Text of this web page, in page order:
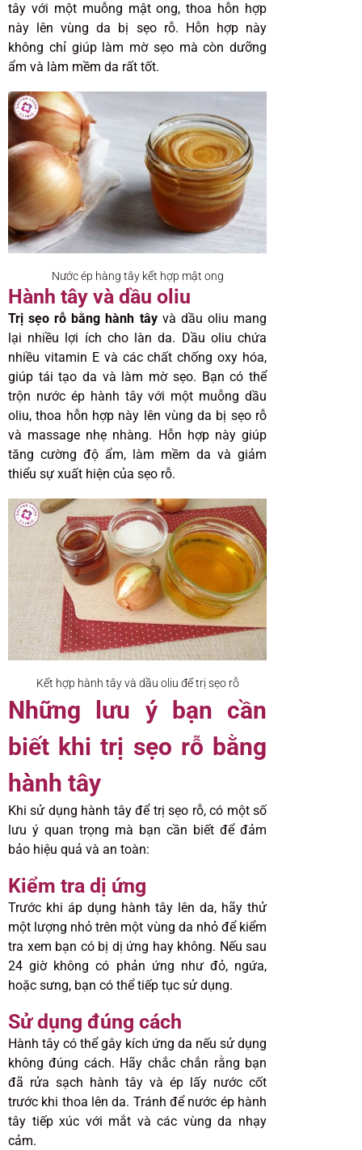
tây với một muỗng mật ong, thoa hỗn hợp
này lên vùng da bị sẹo rỗ. Hỗn hợp này
không chỉ giúp làm mờ sẹo mà còn dưỡng
ẩm và làm mềm da rất tốt.
Nước ép hàng tây kết hợp mật ong
Hành tây và dầu oliu
Trị sẹo rỗ bằng hành tâyvà dầu oliu mang
lại nhiều lợi ích cho làn da. Dầu oliu chứa
nhiều vitamin E và các chất chống oxy hóa,
giúp tái tạo da và làm mờ sẹo. Bạn có thể
trộn nước ép hành tây với một muỗng dầu
oliu, thoa hỗn hợp này lên vùng da bị sẹo rỗ
và massage nhẹ nhàng. Hỗn hợp này giúp
tăng cường độ ẩm, làm mềm da và giảm
thiểu sự xuất hiện của sẹo rỗ.
Kết hợp hành tây và dầu oliu để trị sẹo rỗ
Những lưu ý bạn cần
biết khi trị sẹo rỗ bằng
hành tây
Khi sử dụng hành tây để trị sẹo rỗ, có một số
lưu ý quan trọng mà bạn cần biết để đảm
bảo hiệu quả và an toàn:
Kiểm tra dị ứng
Trước khi áp dụng hành tây lên da, hãy thử
một lượng nhỏ trên một vùng da nhỏ để kiểm
tra xem bạn có bị dị ứng hay không. Nếu sau
24 giờ không có phản ứng như đỏ, ngứa,
hoặc sưng, bạn có thể tiếp tục sử dụng.
Sử dụng đúng cách
Hành tây có thể gây kích ứng da nếu sử dụng
không đúng cách. Hãy chắc chắn rằng bạn
đã rửa sạch hành tây và ép lấy nước cốt
trước khi thoa lên da. Tránh để nước ép hành
tây tiếp xúc với mắt và các vùng da nhạy
cảm.